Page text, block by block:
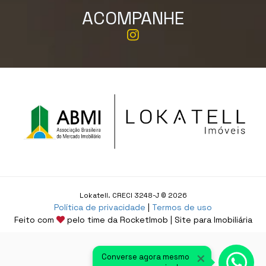
ACOMPANHE
Lokatell. CRECI 3248-J © 2026
Política de privacidade | Termos de uso
Feito com
pelo time da RocketImob | Site para Imobiliária
×
Converse agora mesmo